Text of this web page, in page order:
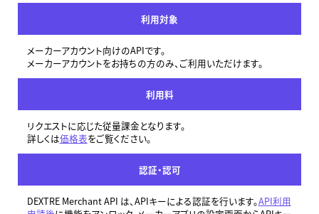
利用対象
メーカーアカウント向けのAPIです。
メーカーアカウントをお持ちの方のみ、ご利用いただけます。
利用料
リクエストに応じた従量課金となります。
詳しくは価格表をご覧ください。
認証・認可
DEXTRE Merchant API は、APIキーによる認証を行います。API利用